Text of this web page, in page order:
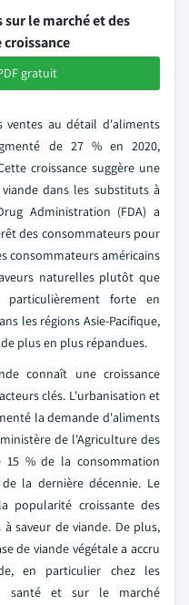
le marché et des
gratuit
ventes au détail d'aliments
de 27 % en 2020,
croissance suggère une
dans les substituts à
Administration (FDA) a
des consommateurs pour
consommateurs américains
naturelles plutôt que
particulièrement forte en
les régions Asie-Pacifique,
plus en plus répandues.
connaît une croissance
clés. L'urbanisation et
la demande d'aliments
de l'Agriculture des
15 % de la consommation
la dernière décennie. Le
popularité croissante des
saveur de viande. De plus,
de viande végétale a accru
en particulier chez les
santé et sur le marché